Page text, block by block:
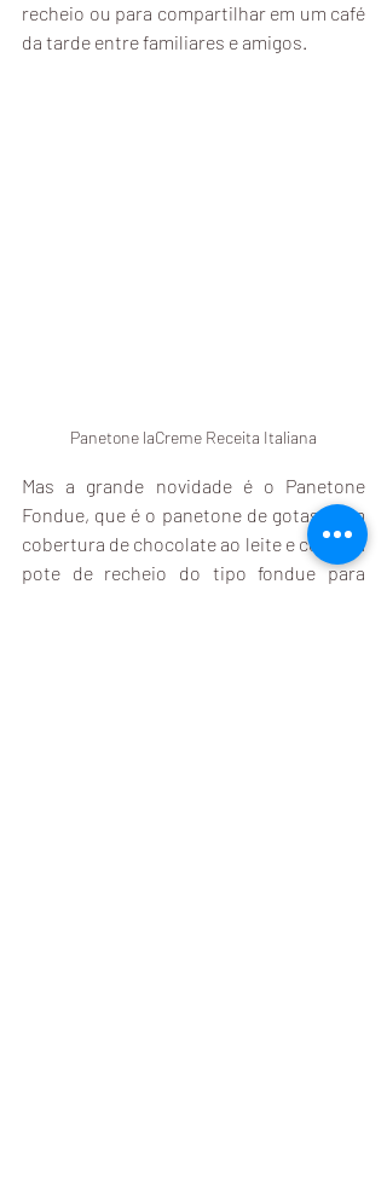
recheio ou para compartilhar em um café
da tarde entre familiares e amigos.
Panetone laCreme Receita Italiana
Mas a grande novidade é o Panetone
Fondue, que é o panetone de gotas, com
cobertura de chocolate ao leite e com um
pote de recheio do tipo fondue para